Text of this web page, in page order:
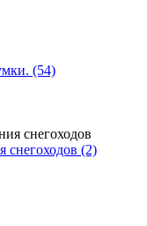
(54)
снегоходов (2)